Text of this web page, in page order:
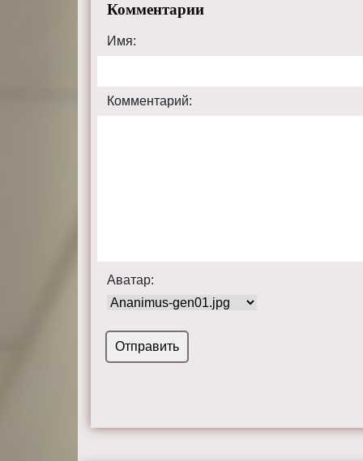
Комментарии
Имя:
Комментарий:
Аватар: